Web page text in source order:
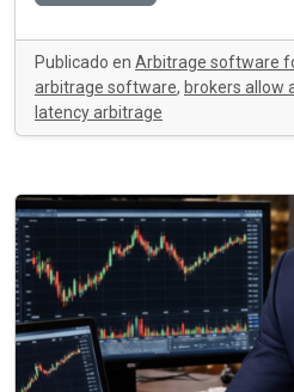
Publicado en Arbitrage software
arbitrage software, brokers allow
latency arbitrage